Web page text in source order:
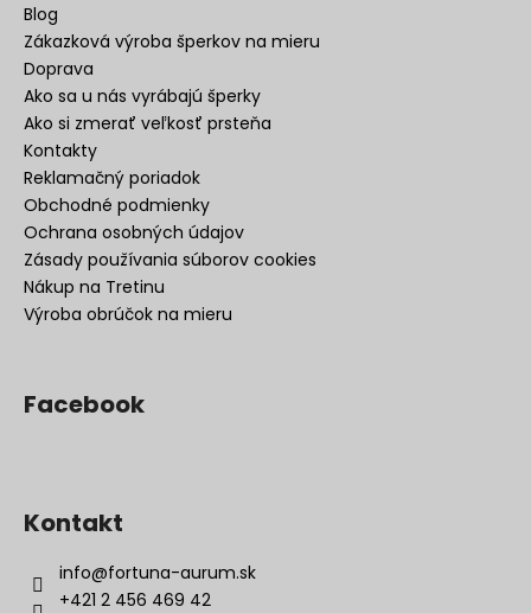
Blog
Zákazková výroba šperkov na mieru
Doprava
Ako sa u nás vyrábajú šperky
Ako si zmerať veľkosť prsteňa
Kontakty
Reklamačný poriadok
Obchodné podmienky
Ochrana osobných údajov
Zásady používania súborov cookies
Nákup na Tretinu
Výroba obrúčok na mieru
Facebook
Kontakt
info@fortuna-aurum.sk
+421 2 456 469 42